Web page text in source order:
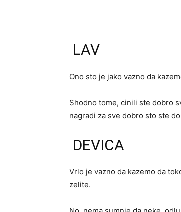
LAV
Ono sto je jako vazno da
Shodno tome, cinili ste dobro
nagradi za sve dobro sto ste
DEVICA
Vrlo je vazno da kazemo da
zelite.